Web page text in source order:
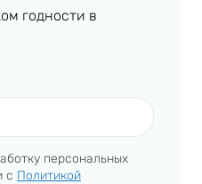
годности в
персональных
с Политикой